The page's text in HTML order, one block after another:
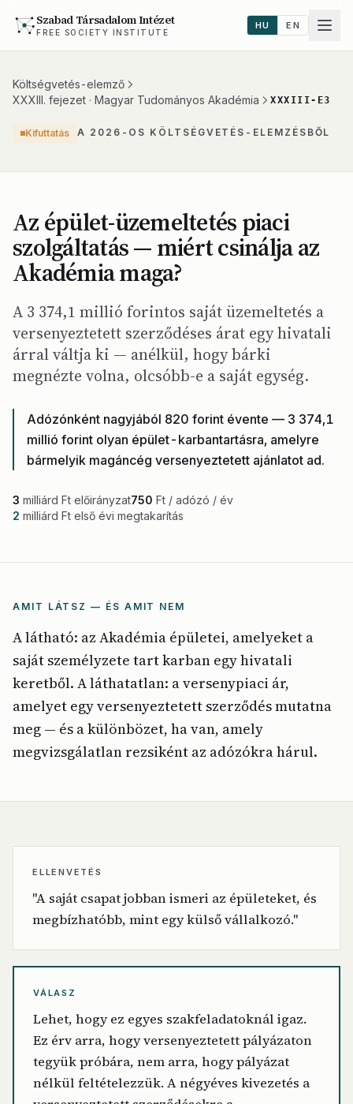
Szabad Társadalom Intézet
FREE SOCIETY INSTITUTE
HU EN
Költségvetés-elemző
XXXIII. fejezet · Magyar Tudományos Akadémia
XXXIII-E3
Kifuttatás A 2026-OS KÖLTSÉGVETÉS-ELEMZÉSBŐL
Az épület-üzemeltetés piaci
szolgáltatás — miért csinálja az
Akadémia maga?
A 3 374,1 millió forintos saját üzemeltetés a
versenyeztetett szerződéses árat egy hivatali
árral váltja ki — anélkül, hogy bárki
megnézte volna, olcsóbb-e a saját egység.
Adózónként nagyjából 820 forint évente — 3 374,1
millió forint olyan épület-karbantartásra, amelyre
bármelyik magáncég versenyeztetett ajánlatot ad.
3 milliárd Ft előirányzat750 Ft / adózó / év
2 milliárd Ft első évi megtakarítás
AMIT LÁTSZ — ÉS AMIT NEM
A látható: az Akadémia épületei, amelyeket a
saját személyzete tart karban egy hivatali
keretből. A láthatatlan: a versenypiaci ár,
amelyet egy versenyeztetett szerződés mutatna
meg — és a különbözet, ha van, amely
megvizsgálatlan rezsiként az adózókra hárul.
ELLENVETÉS
"A saját csapat jobban ismeri az épületeket, és
megbízhatóbb, mint egy külső vállalkozó."
VÁLASZ
Lehet, hogy ez egyes szakfeladatoknál igaz.
Ez érv arra, hogy versenyeztetett pályázaton
tegyük próbára, nem arra, hogy pályázat
nélkül feltételezzük. A négyéves kivezetés a